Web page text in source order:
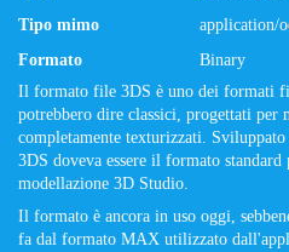
Tipo mimo
application/
Formato
Binary
Il formato file 3DS è uno dei formati
potrebbero dire classici, progettati per
completamente texturizzati.
3DS doveva essere il formato
modellazione 3D Studio.
Il formato è ancora in uso oggi,
fa dal formato MAX utilizzato